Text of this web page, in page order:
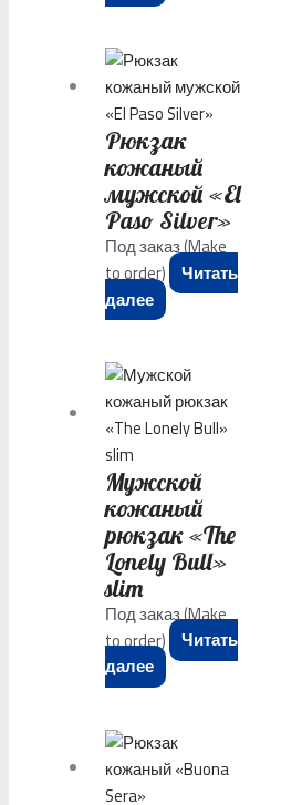
Рюкзак
кожаный
мужской «El
Paso Silver»
Под заказ (Make
to order)
Читать
далее
Мужской
кожаный
рюкзак «The
Lonely Bull»
slim
Под заказ (Make
to order)
Читать
далее